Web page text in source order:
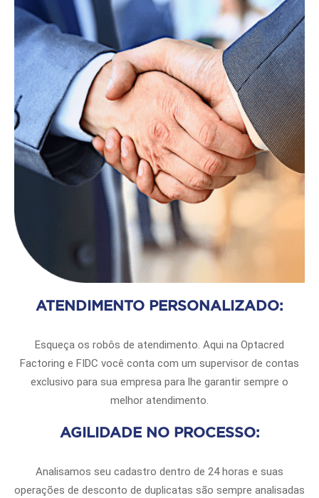
ATENDIMENTO PERSONALIZADO:
Esqueça os robôs de atendimento. Aqui na Optacred
Factoring e FIDC você conta com um supervisor de contas
exclusivo para sua empresa para lhe garantir sempre o
melhor atendimento.
AGILIDADE NO PROCESSO:
Analisamos seu cadastro dentro de 24 horas e suas
operações de desconto de duplicatas são sempre analisadas